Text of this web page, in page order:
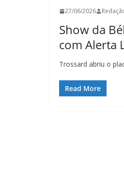
27/06/2026
Show da
com Alerta
Trossard abriu o
Read More